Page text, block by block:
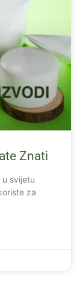
Znati
svijetu
za